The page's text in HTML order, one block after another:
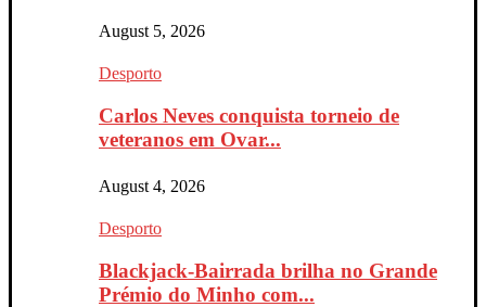
August 5, 2026
Desporto
Carlos Neves conquista torneio de
veteranos em Ovar...
August 4, 2026
Desporto
Blackjack-Bairrada brilha no Grande
Prémio do Minho com...